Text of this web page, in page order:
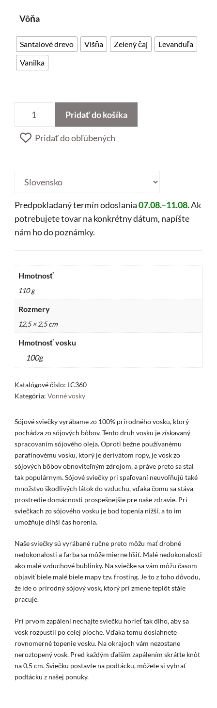
Vôňa
Santalové drevo Višňa Zelený čaj
Levanduľa
Vanilka
vosk
Pridať do košíka
Pridať do obľúbených
region:
Predpokladaný termín odoslania07.08.–11.08.Ak
potrebujete tovar na konkrétny dátum, napíšte
nám ho do poznámky.
Hmotnosť
110 g
Rozmery
12,5 × 2,5 cm
Hmotnosť vosku
100g
Katalógové číslo: LC360
Kategória: Vonné vosky
Sójové sviečky vyrábame zo 100% prírodného vosku, ktorý
pochádza zo sójových bôbov. Tento druh vosku je získavaný
spracovaním sójového oleja. Oproti bežne používanému
parafínovému vosku, ktorý je derivátom ropy, je vosk zo
sójových bôbov obnoviteľným zdrojom, a práve preto sa stal
tak populárnym. Sójové sviečky pri spaľovaní neuvoľňujú také
množstvo škodlivých látok do vzduchu, vďaka čomu sa stáva
prostredie domácnosti prospešnejšie pre naše zdravie. Pri
sviečkach zo sójového vosku je bod topenia nižší, a to im
umožňuje dlhší čas horenia.
Naše sviečky sú vyrábané ručne preto môžu mať drobné
nedokonalosti a farba sa môže mierne líšiť. Malé nedokonalosti
ako malé vzduchové bublinky. Na sviečke sa vám môžu časom
objaviť biele malé biele mapy tzv. frosting. Je to z toho dôvodu,
že ide o prírodný sójový vosk, ktorý pri zmene teplôt stále
pracuje.
Pri prvom zapálení nechajte sviečku horieť tak dlho, aby sa
vosk rozpustil po celej ploche. Vďaka tomu dosiahnete
rovnomerné topenie vosku. Na okrajoch vám nezostane
neroztopený vosk. Pred každým ďalším zapálením skráťte knôt
na 0,5 cm. Sviečku postavte na podtácku, môžete si vybrať
podtácku z našej ponuky.